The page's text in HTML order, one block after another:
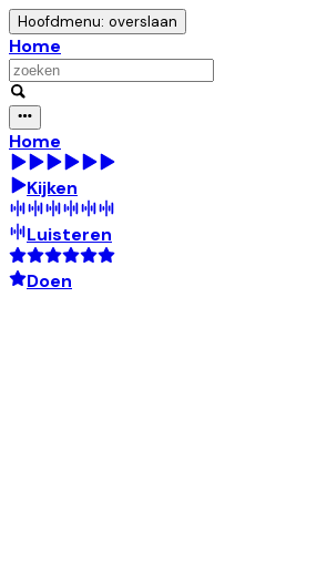
Hoofdmenu: overslaan
Home
Home
Kijken
Luisteren
Doen